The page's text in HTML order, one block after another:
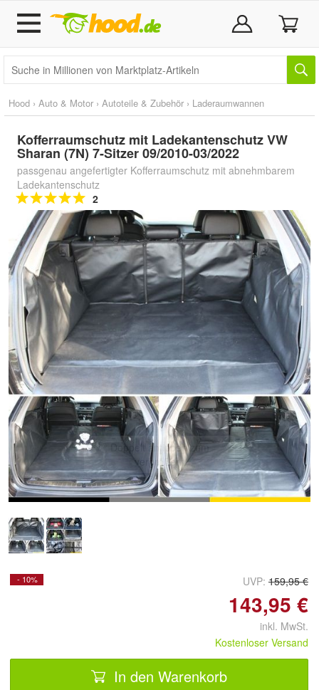
Hood › Auto & Motor › Autoteile & Zubehör › Laderaumwannen
Kofferraumschutz mit Ladekantenschutz VW
Sharan (7N) 7-Sitzer 09/2010-03/2022
passgenau angefertigter Kofferraumschutz mit abnehmbarem
Ladekantenschutz
2
Doppelt antippen zum
vergrößern
- 10% UVP: 159,95 €
143,95 €
inkl. MwSt.
Kostenloser Versand
In den Warenkorb